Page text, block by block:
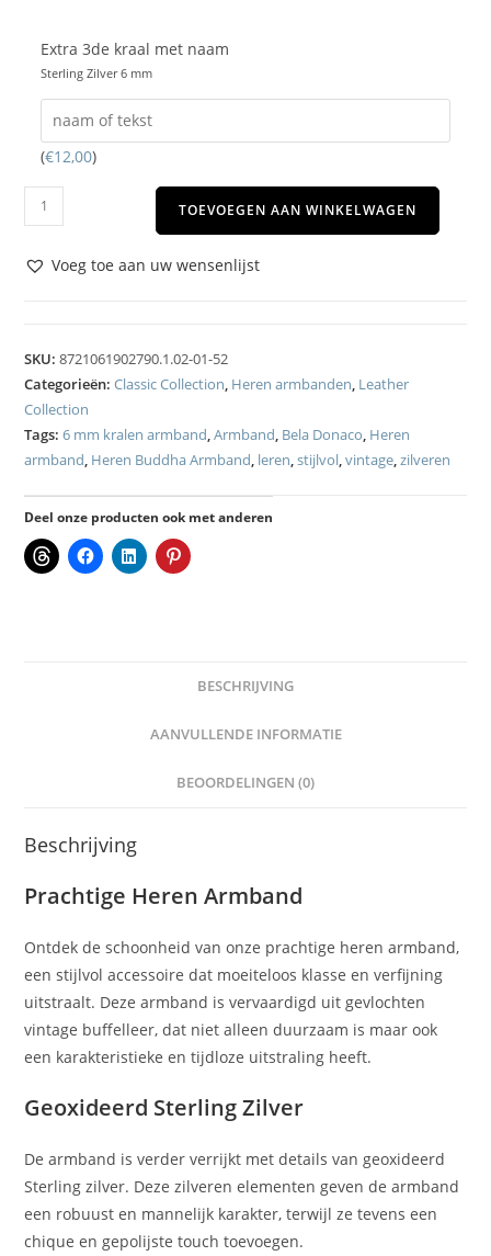
Extra 3de kraal met naam
Sterling Zilver 6 mm
(€12,00)
TOEVOEGEN AAN WINKELWAGEN
Voeg toe aan uw wensenlijst
SKU:8721061902790.1.02-01-52
Categorieën:Classic Collection, Heren armbanden, Leather
Collection
Tags:6 mm kralen armband,Armband, Bela Donaco, Heren
armband, Heren Buddha Armband, leren,stijlvol,vintage,zilveren
Deel onze producten ook met anderen
BESCHRIJVING
AANVULLENDE INFORMATIE
BEOORDELINGEN (0)
Beschrijving
Prachtige Heren Armband
Ontdek de schoonheid van onze prachtige heren armband,
een stijlvol accessoire dat moeiteloos klasse en verfijning
uitstraalt. Deze armband is vervaardigd uit gevlochten
vintage buffelleer, dat niet alleen duurzaam is maar ook
een karakteristieke en tijdloze uitstraling heeft.
Geoxideerd Sterling Zilver
De armband is verder verrijkt met details van geoxideerd
Sterling zilver. Deze zilveren elementen geven de armband
een robuust en mannelijk karakter, terwijl ze tevens een
chique en gepolijste touch toevoegen.